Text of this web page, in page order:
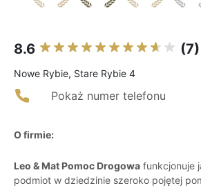
8.6 (7)
Nowe Rybie, Stare Rybie 4
Pokaż numer telefonu
O firmie:
Leo & Mat Pomoc Drogowa funkcjonuje
podmiot w dziedzinie szeroko pojętej